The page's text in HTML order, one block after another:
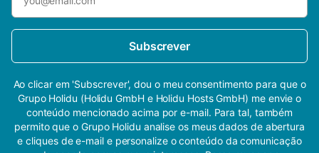
Subscrever
Ao clicar em 'Subscrever', dou o meu consentimento para que o
Grupo Holidu (Holidu GmbH e Holidu Hosts GmbH) me envie o
conteúdo mencionado acima por e-mail. Para tal, também
permito que o Grupo Holidu analise os meus dados de abertura
e cliques de e-mail e personalize o conteúdo da comunicação